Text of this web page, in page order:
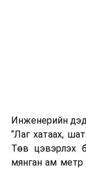
өдөр тутмын
практик ур
Сургалтыг
Инженерийн
“Лаг хатаах,
Төв цэвэрлэх
мянган ам метр